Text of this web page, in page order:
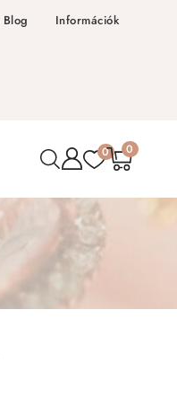
Blog Információk
0 0